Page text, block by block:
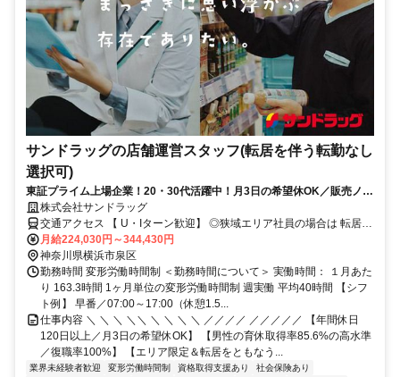
サンドラッグの店舗運営スタッフ(転居を伴う転勤なし
選択可)
東証プライム上場企業！20・30代活躍中！月3日の希望休OK／販売ノル
マなし／年収例32歳SV816万円／販促企画～商品管理など店舗運営がメ
インの仕事
株式会社サンドラッグ
交通アクセス 【 U・Iターン歓迎】 ◎狭域エリア社員の場合は 転居を
伴う転勤はありません。 ◎マイカー通勤OK
月給224,030円～344,430円
神奈川県横浜市泉区
勤務時間 変形労働時間制 ＜勤務時間について＞ 実働時間： １月あた
り 163.3時間 1ヶ月単位の変形労働時間制 週実働 平均40時間 【シフ
ト例】 早番／07:00～17:00（休憩1.5...
仕事内容 ＼ ＼ ＼ ＼＼ ＼ ＼ ＼ ＼ ／／／／ ／／／／／ 【年間休日
120日以上／月3日の希望休OK】 【男性の育休取得率85.6%の高水準
／復職率100%】 【エリア限定＆転居をともなう...
業界未経験者歓迎 変形労働時間制 資格取得支援あり
社会保険あり